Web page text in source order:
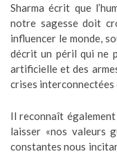
Sharma écrit que
notre sagesse doit
influencer le monde,
décrit un péril qui ne
artificielle et des
crises interconnectées
Il reconnaît
laisser «nos valeurs
constantes nous